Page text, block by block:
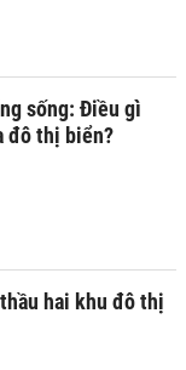
sống: Điều gì
đô thị biển?
hai khu đô thị